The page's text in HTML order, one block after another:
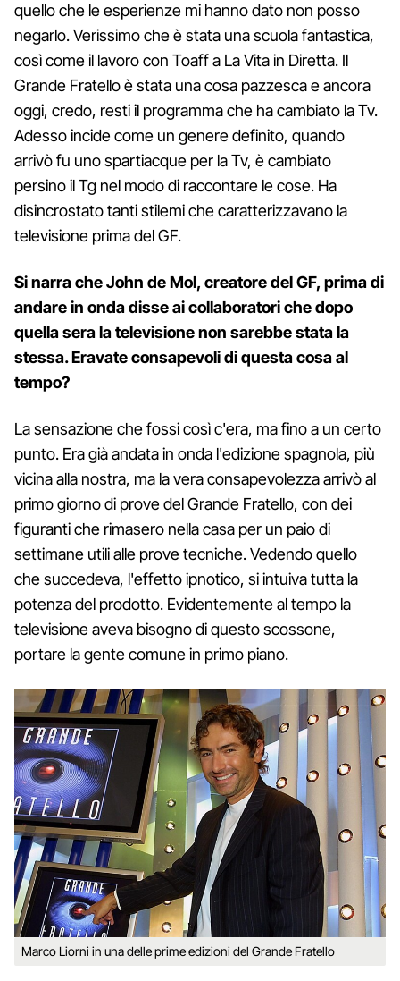
quello che le esperienze mi hanno dato non posso
negarlo. Verissimo che è stata una scuola fantastica,
così come il lavoro con Toaff a La Vita in Diretta. Il
Grande Fratello è stata una cosa pazzesca e ancora
oggi, credo, resti il programma che ha cambiato la Tv.
Adesso incide come un genere definito, quando
arrivò fu uno spartiacque per la Tv, è cambiato
persino il Tg nel modo di raccontare le cose. Ha
disincrostato tanti stilemi che caratterizzavano la
televisione prima del GF.
Si narra che John de Mol, creatore del GF, prima di
andare in onda disse ai collaboratori che dopo
quella sera la televisione non sarebbe stata la
stessa. Eravate consapevoli di questa cosa al
tempo?
La sensazione che fossi così c'era, ma fino a un certo
punto. Era già andata in onda l'edizione spagnola, più
vicina alla nostra, ma la vera consapevolezza arrivò al
primo giorno di prove del Grande Fratello, con dei
figuranti che rimasero nella casa per un paio di
settimane utili alle prove tecniche. Vedendo quello
che succedeva, l'effetto ipnotico, si intuiva tutta la
potenza del prodotto. Evidentemente al tempo la
televisione aveva bisogno di questo scossone,
portare la gente comune in primo piano.
Marco Liorni in una delle prime edizioni del Grande Fratello